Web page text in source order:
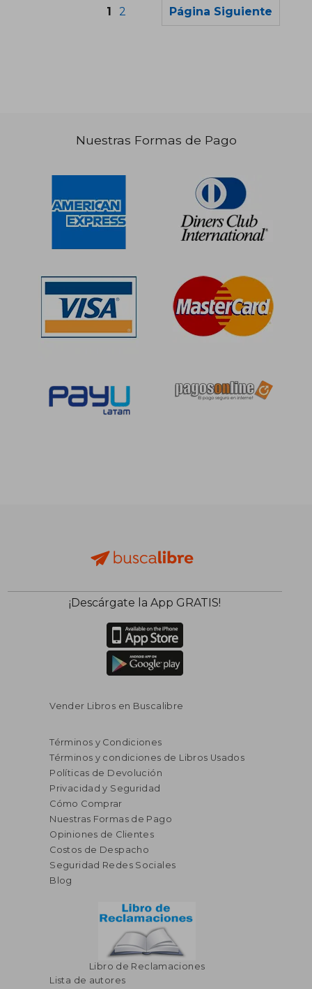
40%
dcto.
S/ 153,59
S/ 92,15
1 2 Página Siguiente
Nuestras Formas de Pago
¡Descárgate la App GRATIS!
Vender Libros en Buscalibre
Términos y Condiciones
Términos y condiciones de Libros Usados
Políticas de Devolución
Privacidad y Seguridad
Cómo Comprar
Nuestras Formas de Pago
Opiniones de Clientes
Costos de Despacho
Seguridad Redes Sociales
Blog
Libro de Reclamaciones
Lista de autores